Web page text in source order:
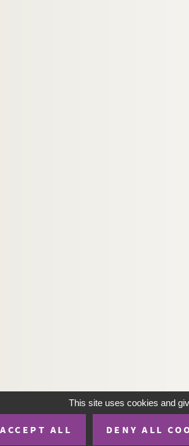
This site uses cookies and
ALL DENY ALL